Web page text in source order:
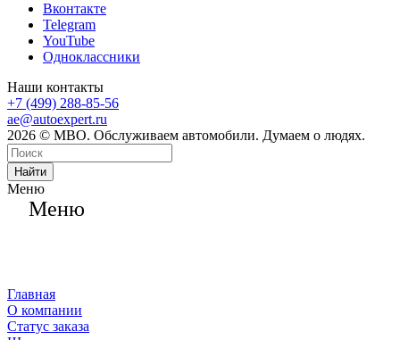
Вконтакте
Telegram
YouTube
Одноклассники
Наши контакты
+7 (499) 288-85-56
ae@autoexpert.ru
2026 © МВО. Обслуживаем автомобили. Думаем о людях.
Найти
Меню
Меню
Главная
О компании
Статус заказа